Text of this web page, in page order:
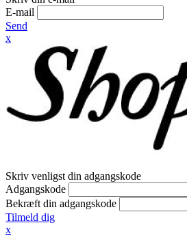
E-mail
Send
x
Skriv venligst din adgangskode
Adgangskode
Bekræft din adgangskode
Tilmeld dig
x